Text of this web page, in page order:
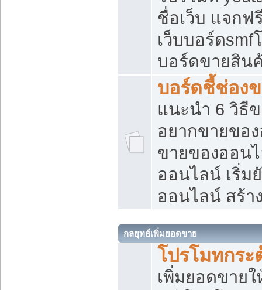
ชื่อเว็บ แจกฟ
เว็บบอร์ดsmf
บอร์ดขายสิน
บอร์ดชี้ช่อง
แนะนำ 6 วิธี
อยากขายขอ
ขายของออน
ออนไลน์ เริ่ม
ออนไลน์ สร้า
กลยุทธ์เพิ่มยอดขาย
โปรโมทกร
เพิ่มยอดขายใ